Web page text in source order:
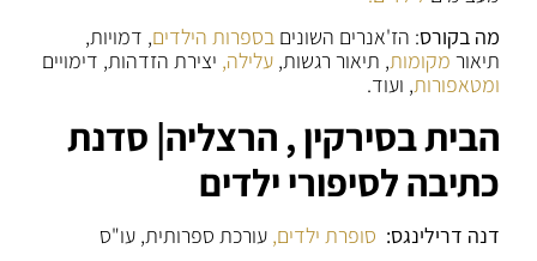
מה בקורס: הז'אנרים השוניםבספרות הילדים, דמויות,
תיאור מקומות, תיאור רגשות,עלילה, יצירת הזדהות, דימויים
ומטאפורות, ועוד.
הבית בסירקין , הרצליה| סדנת
כתיבה לסיפורי ילדים
דנה דרילינגס: סופרת ילדים, עורכת ספרותית, עו"ס